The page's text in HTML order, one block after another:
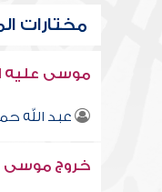
مختارات
موسى عليه
عبد الله
خروج موسى